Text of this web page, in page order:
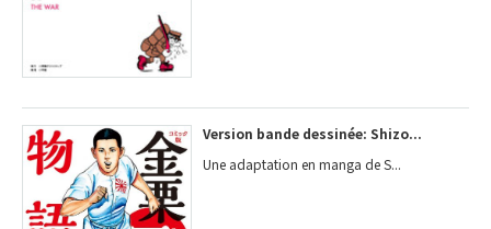
Version bande dessinée: Shizo...
Une adaptation en manga de S...